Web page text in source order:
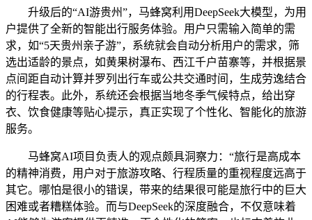
升级后的“AI游贵州”，马蜂窝利用DeepSeek大模型，为用
户提供了全新的智能出行服务体验。用户只需输入简单的需
求，如“5天贵州亲子游”，系统就会自动分析用户的需求，筛
选出适龄的景点，如黄果树瀑布、西江千户苗寨等，并根据景
点间距自动计算并罗列出行车或公共交通时间，生成劳逸结合
的行程表。此外，系统还会根据当地冬季气候特点，给出穿
衣、饮食健康等贴心提示，真正实现了个性化、智能化的旅游
服务。
马蜂窝AI项目负责人的观点颇具洞察力：“旅行是高成本
的精神消费，用户对于旅游攻略、行程质量的重视程度远高于
其它。哪怕是很小的错误，带来的结果很可能是旅行中的巨大
困难或者糟糕体验。而与DeepSeek的深度融合，不仅意味着